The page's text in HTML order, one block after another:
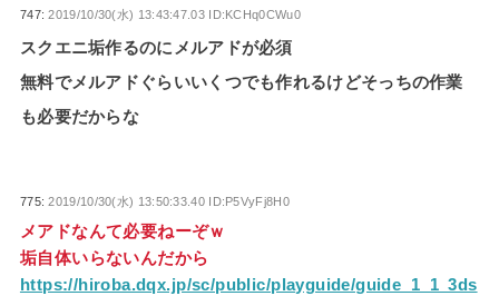
747:2019/10/30(水) 13:43:47.03 ID:KCHq0CWu0
スクエニ垢作るのにメルアドが必須
無料でメルアドぐらいいくつでも作れるけどそっちの作業
も必要だからな
775:2019/10/30(水) 13:50:33.40 ID:P5VyFj8H0
メアドなんて必要ねーぞｗ
垢自体いらないんだから
https://hiroba.dqx.jp/sc/public/playguide/guide_1_1_3ds